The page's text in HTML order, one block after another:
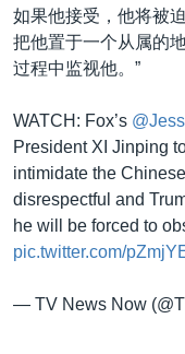
如果他接受，他将被
把他置于一个从属的
过程中监视他。”
WATCH: Fox’s
President XI Jinping
intimidate the
disrespectful and
he will be forced to
pic.twitter.com/
— TV News Now